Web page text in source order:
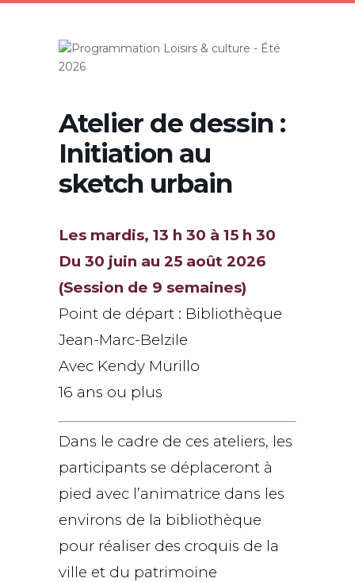
Atelier de dessin :
Initiation au
sketch urbain
Les mardis, 13 h 30 à 15 h 30
Du 30 juin au 25 août 2026
(Session de 9 semaines)
Point de départ : Bibliothèque
Jean-Marc-Belzile
Avec Kendy Murillo
16 ans ou plus
Dans le cadre de ces ateliers, les
participants se déplaceront à
pied avec l’animatrice dans les
environs de la bibliothèque
pour réaliser des croquis de la
ville et du patrimoine